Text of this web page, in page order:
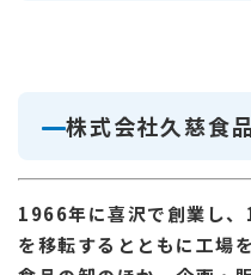
株式会社久慈食
1966年に喜沢で創業し
を移転するとともに工場